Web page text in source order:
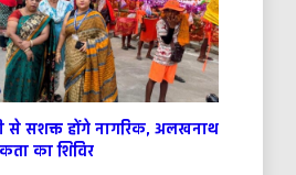
से सशक्त होंगे नागरिक, अलखनाथ
का शिविर